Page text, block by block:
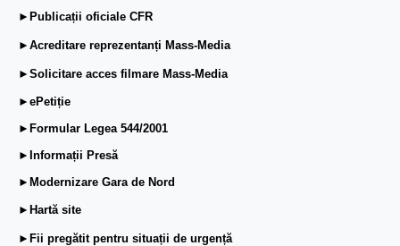
►Publicații oficiale CFR
►Acreditare reprezentanți Mass-Media
►Solicitare acces filmare Mass-Media
►ePetiție
►Formular Legea 544/2001
►Informații Presă
►Modernizare Gara de Nord
►Hartă site
►Fii pregătit pentru situații de urgență